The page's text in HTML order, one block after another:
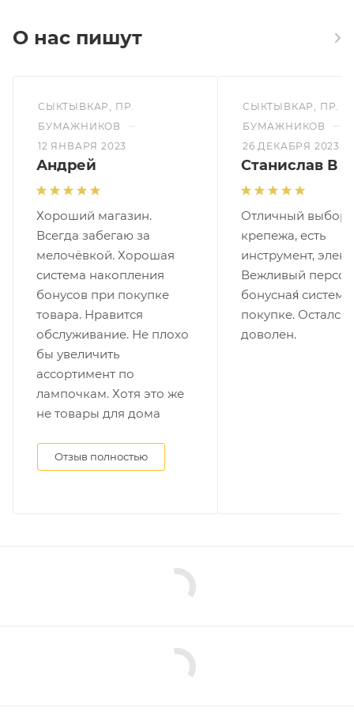
О нас пишут
СЫКТЫВКАР, ПР.
БУМАЖНИКОВ
–
12 ЯНВАРЯ 2023
Андрей
Хороший магазин.
Всегда забегаю за
мелочёвкой. Хорошая
система накопления
бонусов при покупке
товара. Нравится
обслуживание. Не плохо
бы увеличить
ассортимент по
лампочкам. Хотя это же
не товары для дома
Отзыв полностью
СЫКТЫВКАР, ПР.
БУМАЖНИКОВ
–
26 ДЕКАБРЯ 2023
Станислав В
Отличный выбор
крепежа, есть
инструмент,
Вежливый
бонусная́
покупке. Остался
доволен.